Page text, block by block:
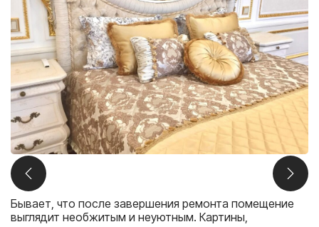
Бывает, что после завершения ремонта помещение
выглядит необжитым и неуютным. Картины,